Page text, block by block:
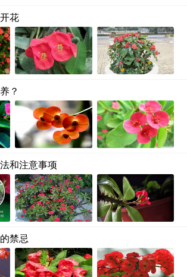
花
？
和注意事项
禁忌